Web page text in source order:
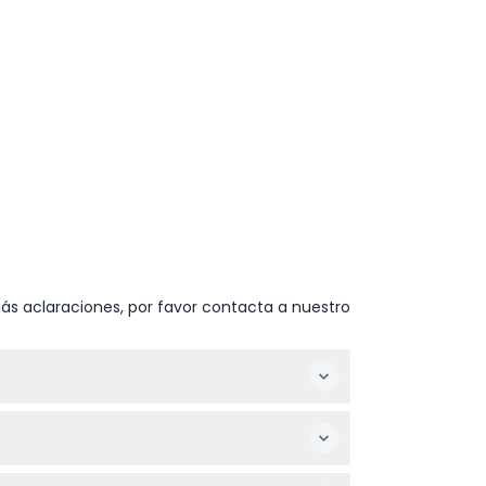
aclaraciones, por favor contacta a nuestro